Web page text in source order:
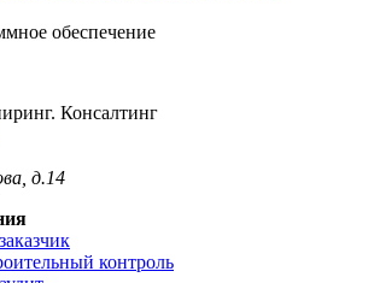
обеспечение
Консалтинг
д.14
контроль